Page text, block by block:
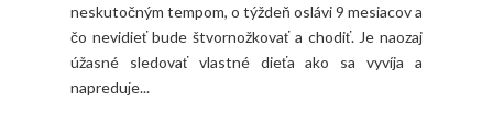
neskutočným tempom, o týždeň oslávi 9 mesiacov a
čo nevidieť bude štvornožkovať a chodiť. Je naozaj
úžasné sledovať vlastné dieťa ako sa vyvíja a
napreduje...